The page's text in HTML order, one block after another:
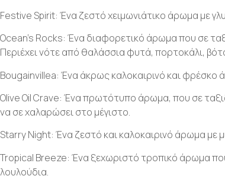
Festive Spirit: Ένα ζεστό χειμωνιάτικο άρωμα με
Ocean’s Rocks: Ένα διαφορετικό άρωμα που σε
Περιέχει νότε από θαλάσσια φυτά, πορτοκάλι,
Bougainvillea: Ένα άκρως καλοκαιρινό και φρέσκο
Olive Oil Crave: Ένα πρωτότυπο άρωμα, που σε
να σε χαλαρώσει στο μέγιστο.
Starry Night: Ένα ζεστό και καλοκαιρινό άρωμα με
Tropical Breeze: Ένα ξεχωριστό τροπικό άρωμα
λουλούδια.